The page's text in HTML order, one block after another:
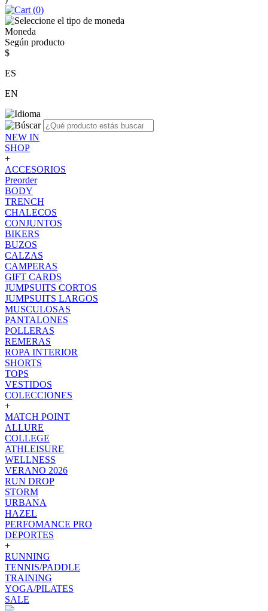
(0)
Moneda
Según producto
$
ES
EN
NEW IN
SHOP
+
ACCESORIOS
Preorder
BODY
TRENCH
CHALECOS
CONJUNTOS
BIKERS
BUZOS
CALZAS
CAMPERAS
GIFT CARDS
JUMPSUITS CORTOS
JUMPSUITS LARGOS
MUSCULOSAS
PANTALONES
POLLERAS
REMERAS
ROPA INTERIOR
SHORTS
TOPS
VESTIDOS
COLECCIONES
+
MATCH POINT
ALLURE
COLLEGE
ATHLEISURE
WELLNESS
VERANO 2026
RUN DROP
STORM
URBANA
HAZEL
PERFOMANCE PRO
DEPORTES
+
RUNNING
TENNIS/PADDLE
TRAINING
YOGA/PILATES
SALE